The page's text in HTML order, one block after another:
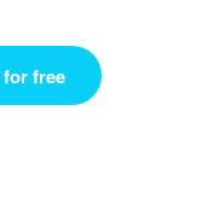
free